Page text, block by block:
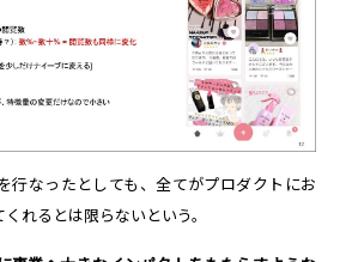
行なったとしても、全てがプロダクトにお
れるとは限らないという。